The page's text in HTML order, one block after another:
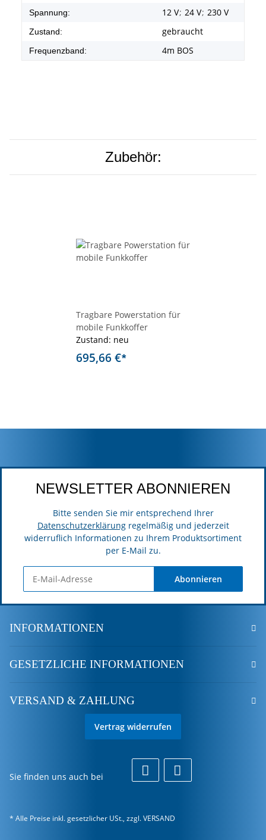
Spannung: 12 V; 24 V; 230 V
Zustand: gebraucht
Frequenzband: 4m BOS
Zubehör:
Tragbare Powerstation für
mobile Funkkoffer
Zustand: neu
695,66 €*
NEWSLETTER ABONNIEREN
Bitte senden Sie mir entsprechend Ihrer
Datenschutzerklärungregelmäßig und jederzeit
widerruflich Informationen zu Ihrem Produktsortiment
per E-Mail zu.
Abonnieren
INFORMATIONEN
GESETZLICHE INFORMATIONEN
VERSAND & ZAHLUNG
Vertrag widerrufen
Sie finden uns auch bei
* Alle Preise inkl. gesetzlicher USt., zzgl.VERSAND